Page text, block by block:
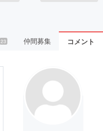
23 仲間募集 コメント